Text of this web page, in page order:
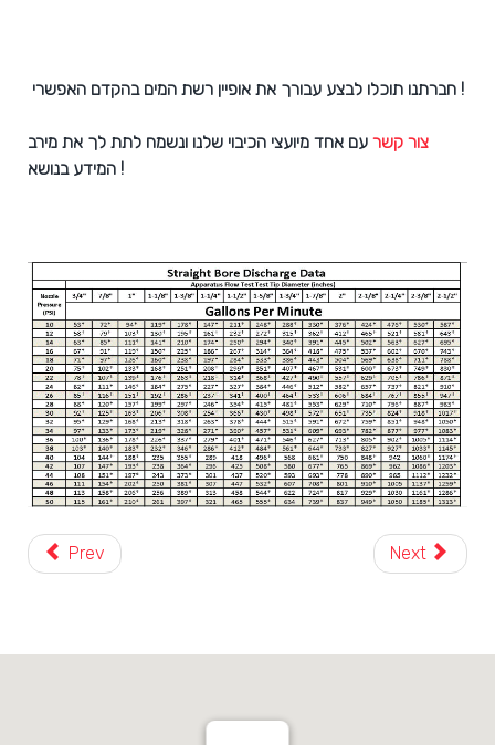
חברתנו תוכלו לבצע עבורך את אופיין רשת המים בהקדם האפשרי !
צור קשר עם אחד מיועצי הכיבוי שלנו ונשמח לתת לך את מירב
המידע בנושא !
Prev Next